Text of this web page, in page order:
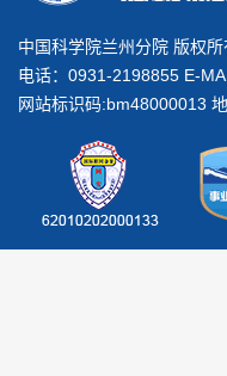
中国科学院兰州分院 版权
电话：0931-2198855 E-
网站标识码:bm48000013